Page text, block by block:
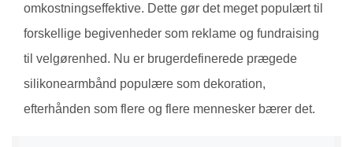
omkostningseffektive. Dette gør det meget populært til
forskellige begivenheder som reklame og fundraising
til velgørenhed. Nu er brugerdefinerede prægede
silikonearmbånd populære som dekoration,
efterhånden som flere og flere mennesker bærer det.